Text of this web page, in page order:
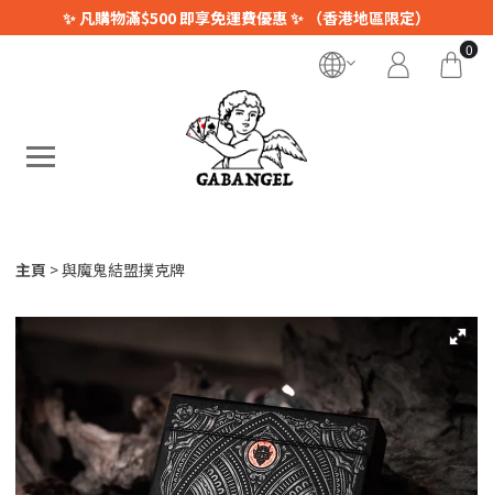
✨ 凡購物滿$500 即享免運費優惠 ✨ （香港地區限定）
0
主頁 與魔鬼結盟撲克牌